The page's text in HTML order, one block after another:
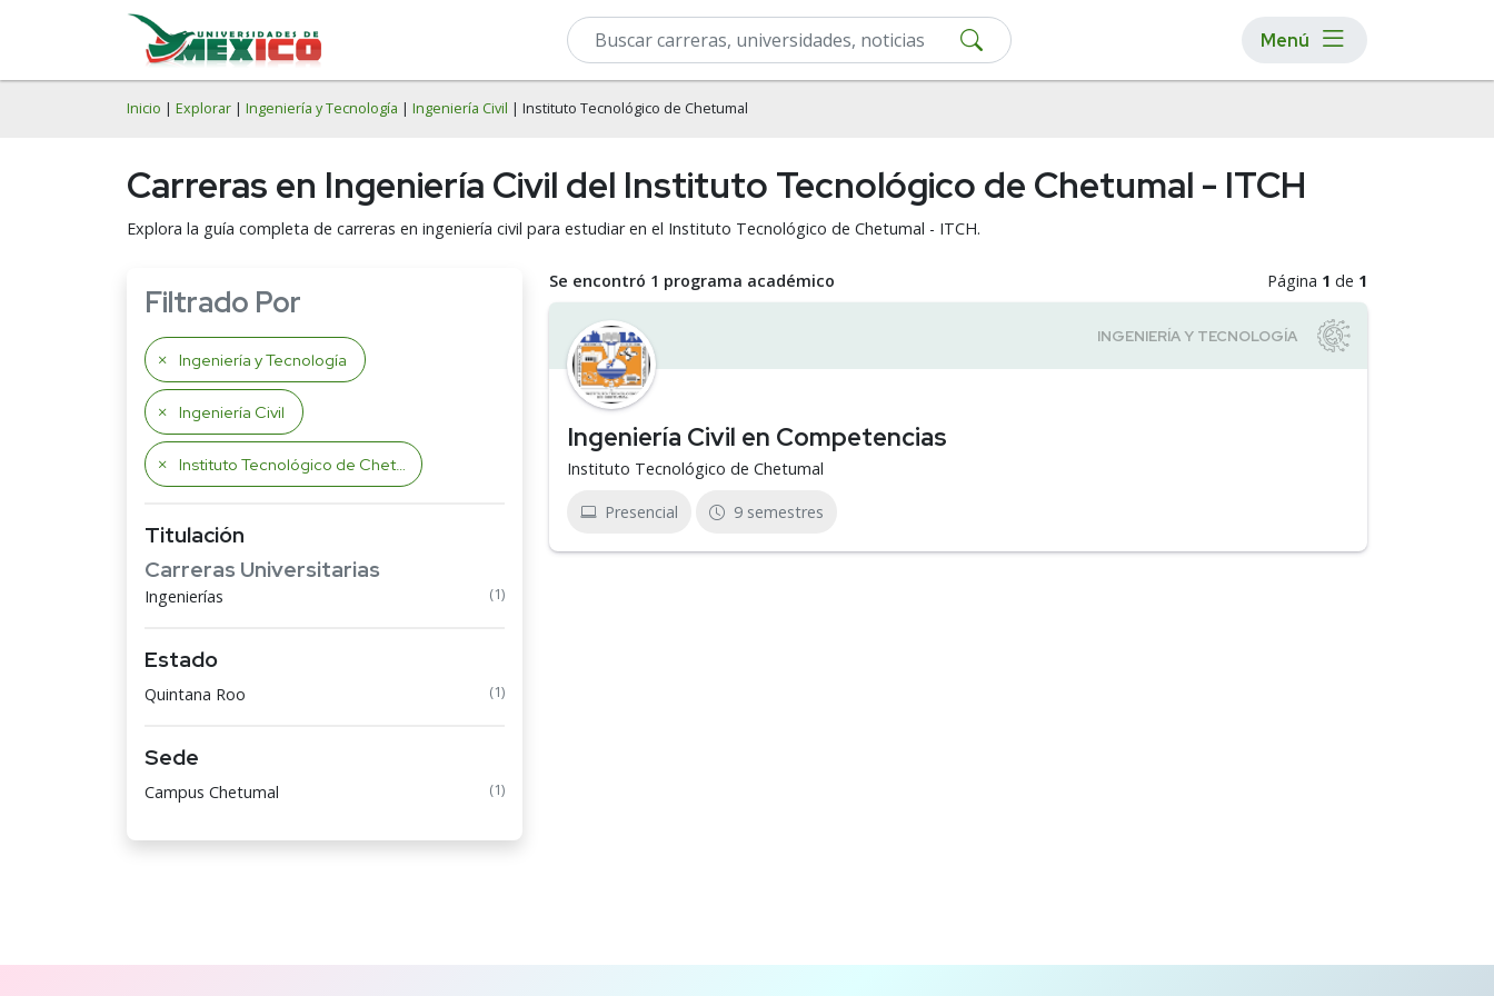
Menú
Inicio | Explorar | Ingeniería y Tecnología | Ingeniería Civil | Instituto Tecnológico de Chetumal
Carreras en Ingeniería Civil del Instituto Tecnológico de Chetumal - ITCH
Explora la guía completa de carreras en ingeniería civil para estudiar en el Instituto Tecnológico de Chetumal - ITCH.
Filtrado Por
Ingeniería y Tecnología
Ingeniería Civil
Instituto Tecnológico de Chetumal
Titulación
Carreras Universitarias
Ingenierías (1)
Estado
Quintana Roo (1)
Sede
Campus Chetumal (1)
Se encontró 1 programa académico Página 1 de 1
Ingeniería Civil en Competencias
Instituto Tecnológico de Chetumal
Presencial 9 semestres